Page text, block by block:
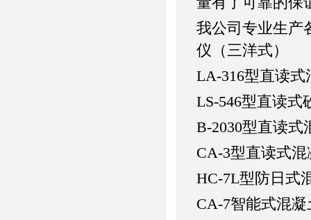
我公司专业生产
仪（三洋式）
LA-316型直读
LS-546型直读式
B-2030型直读
CA-3型直读式
HC-7L型防日式
CA-7智能式混